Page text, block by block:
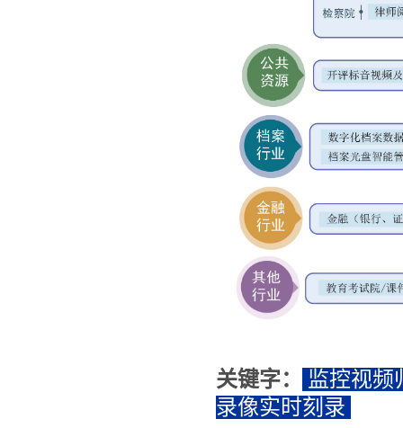
关键字：
监控视
录像实时刻录